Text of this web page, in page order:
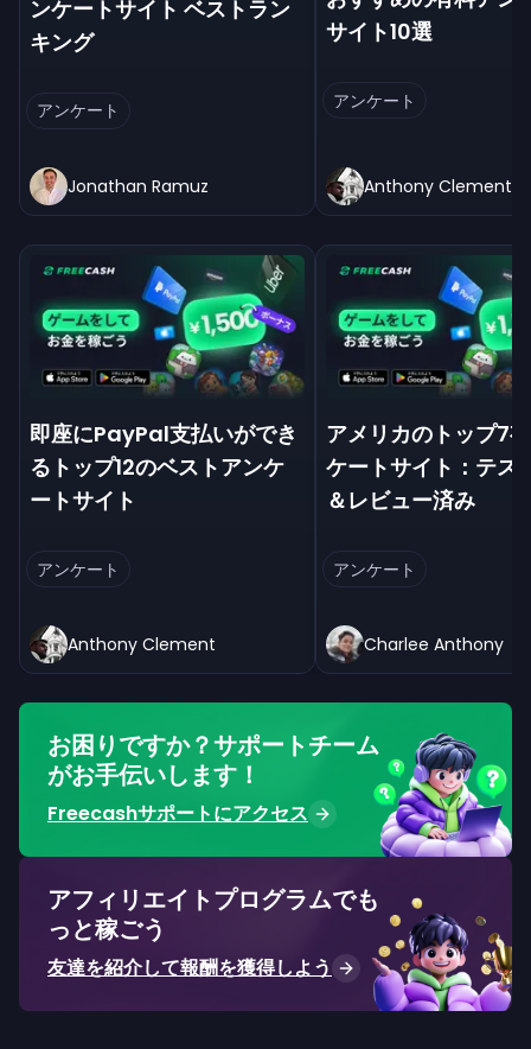
ンケートサイト ベストラン
キング
アンケート
Jonathan Ramuz
サイト10選
アンケート
Anthony Clement
即座にPayPal支払いができ
るトップ12のベストアンケ
ートサイト
アンケート
Anthony Clement
アメリカのトップ7
ケートサイト：テス
＆レビュー済み
アンケート
Charlee Anthony
お困りですか？サポートチーム
がお手伝いします！
Freecashサポートにアクセス
アフィリエイトプログラムでも
っと稼ごう
友達を紹介して報酬を獲得しよう